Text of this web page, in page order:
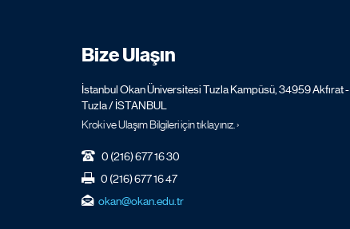
Bize Ulaşın
İstanbul Okan Üniversitesi Tuzla Kampüsü, 34959 Akfırat -
Tuzla / İSTANBUL
Kroki ve Ulaşım Bilgileri için tıklayınız. ›
0 (216) 677 16 30
0 (216) 677 16 47
okan@okan.edu.tr